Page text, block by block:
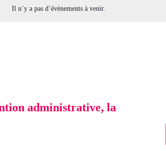
Il n’y a pas d’évènements à venir.
administrative, la